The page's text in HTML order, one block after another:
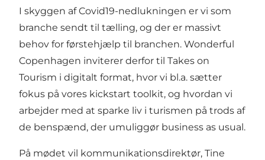
I skyggen af Covid19-nedlukningen er vi som
branche sendt til tælling, og der er massivt
behov for førstehjælp til branchen. Wonderful
Copenhagen inviterer derfor til Takes on
Tourism i digitalt format, hvor vi bl.a. sætter
fokus på vores kickstart toolkit, og hvordan vi
arbejder med at sparke liv i turismen på trods af
de benspænd, der umuliggør business as usual.
På mødet vil kommunikationsdirektør, Tine